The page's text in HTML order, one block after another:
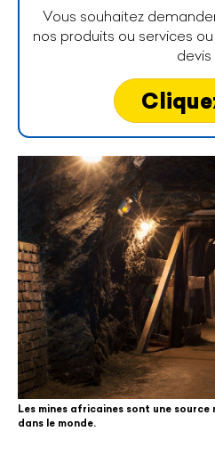
Vous souhaitez
nos produits ou services
devis
Les mines africaines sont une source
dans le monde.